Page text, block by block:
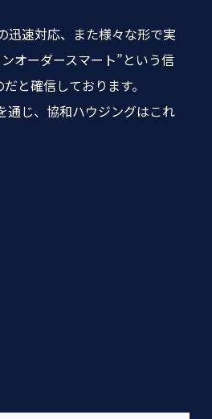
迅速対応、また様々な形で実
オーダースマート”という信
と確信しております。
通じ、協和ハウジングはこれ